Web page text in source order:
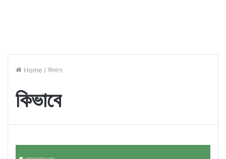
Home / কিভাবে
কিভাবে